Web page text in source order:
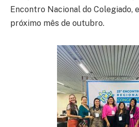
Encontro Nacional do Colegiado,
próximo mês de outubro.